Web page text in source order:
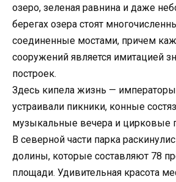
озеро, зеленая равнина и даже
берегах озера стоят
соединенные мостами, причем
сооружений является имитацией
построек.
Здесь кипела жизнь —
устраивали пикники, конные
музыкальные вечера и цирковые
В северной части парка
долины, которые составляют 78
площади. Удивительная красота